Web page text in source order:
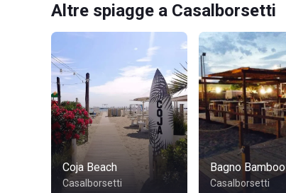
Altre spiagge a Casalborsetti
Coja Beach
Casalborsetti
Bagno Bamboo
Casalborsetti